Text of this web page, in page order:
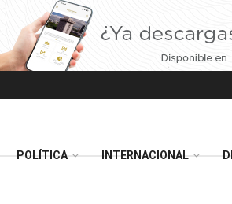
POLÍTICA INTERNACIONAL